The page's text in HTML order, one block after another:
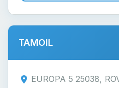
TAMOIL
EUROPA 5 25038,